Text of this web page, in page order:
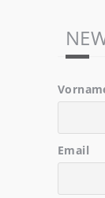
Email